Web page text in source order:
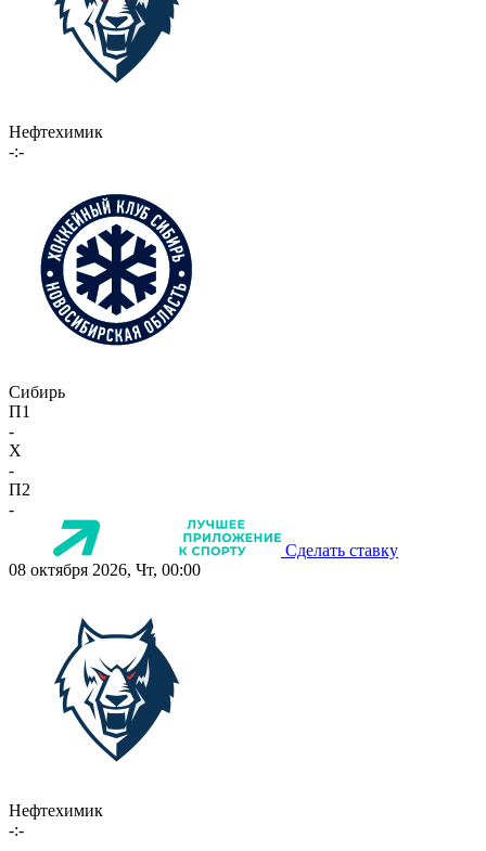
Нефтехимик
-:-
Сибирь
П1
-
X
-
П2
-
Сделать ставку
08 октября 2026, Чт, 00:00
Нефтехимик
-:-